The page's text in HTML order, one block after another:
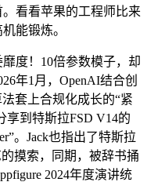
看看苹果的工程师比来
能锻炼。
度！10倍参数模子，却
年1月，OpenAI结合创
套上合规化成长的“紧
享到特斯拉FSD V14的
。Jack也指出了特斯拉
摸索，同期，被辞书捅
2024年度演讲统